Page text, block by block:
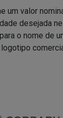
um valor
desejada
o nome de